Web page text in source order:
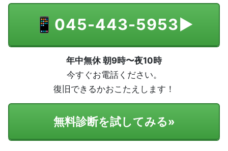
📱 045-443-5953▶
年中無休 朝9時〜夜10時
今すぐお電話ください。
復旧できるかおこたえします！
無料診断を試してみる»